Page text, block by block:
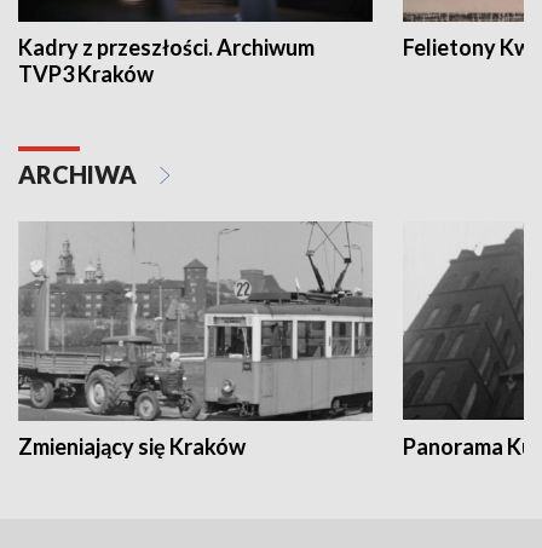
Kadry z przeszłości. Archiwum
TVP3 Kraków
Felietony
ARCHIWA
Zmieniający się Kraków Panorama